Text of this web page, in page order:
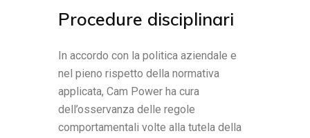
Procedure disciplinari
In accordo con la politica aziendale e
nel pieno rispetto della normativa
applicata, Cam Power ha cura
dell’osservanza delle regole
comportamentali volte alla tutela della